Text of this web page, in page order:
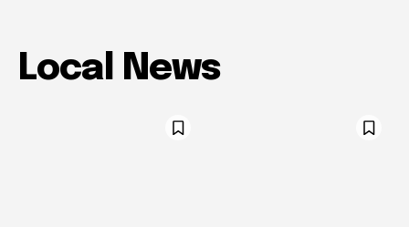
Local News